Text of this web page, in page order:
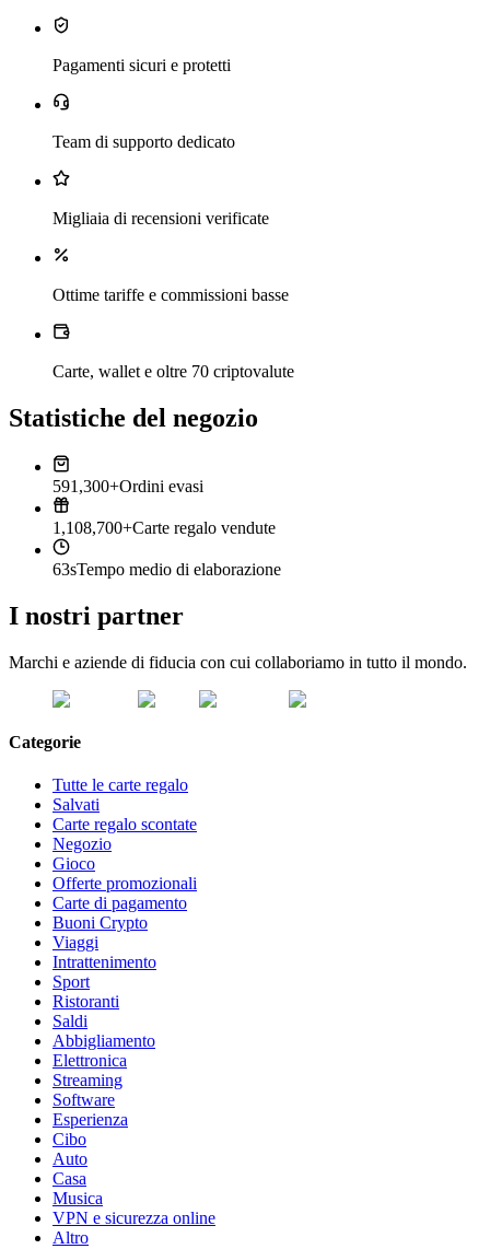
Pagamenti sicuri e protetti
Team di supporto dedicato
Migliaia di recensioni verificate
Ottime tariffe e commissioni basse
Carte, wallet e oltre 70 criptovalute
Statistiche del negozio
591,300+Ordini evasi
1,108,700+Carte regalo vendute
63sTempo medio di elaborazione
I nostri partner
Marchi e aziende di fiducia con cui collaboriamo in tutto il mondo.
Categorie
Tutte le carte regalo
Salvati
Carte regalo scontate
Negozio
Gioco
Offerte promozionali
Carte di pagamento
Buoni Crypto
Viaggi
Intrattenimento
Sport
Ristoranti
Saldi
Abbigliamento
Elettronica
Streaming
Software
Esperienza
Cibo
Auto
Casa
Musica
VPN e sicurezza online
Altro